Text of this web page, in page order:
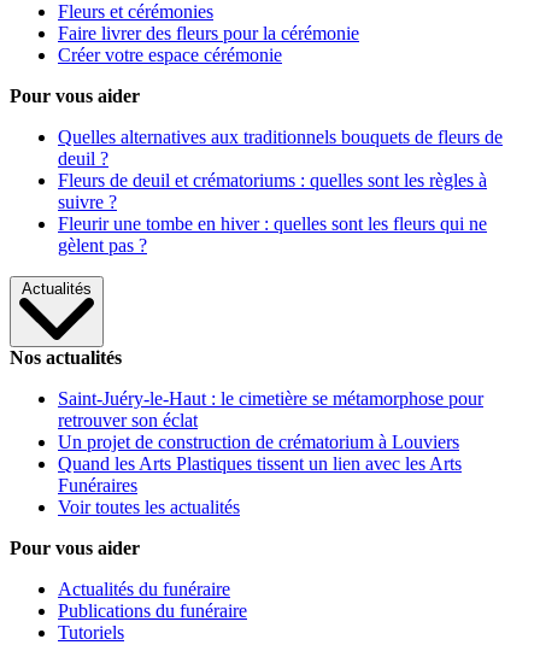
Fleurs et cérémonies
Faire livrer des fleurs pour la cérémonie
Créer votre espace cérémonie
Pour vous aider
Quelles alternatives aux traditionnels bouquets de fleurs de
deuil ?
Fleurs de deuil et crématoriums : quelles sont les règles à
suivre ?
Fleurir une tombe en hiver : quelles sont les fleurs qui ne
gèlent pas ?
Actualités
Nos actualités
Saint-Juéry-le-Haut : le cimetière se métamorphose pour
retrouver son éclat
Un projet de construction de crématorium à Louviers
Quand les Arts Plastiques tissent un lien avec les Arts
Funéraires
Voir toutes les actualités
Pour vous aider
Actualités du funéraire
Publications du funéraire
Tutoriels